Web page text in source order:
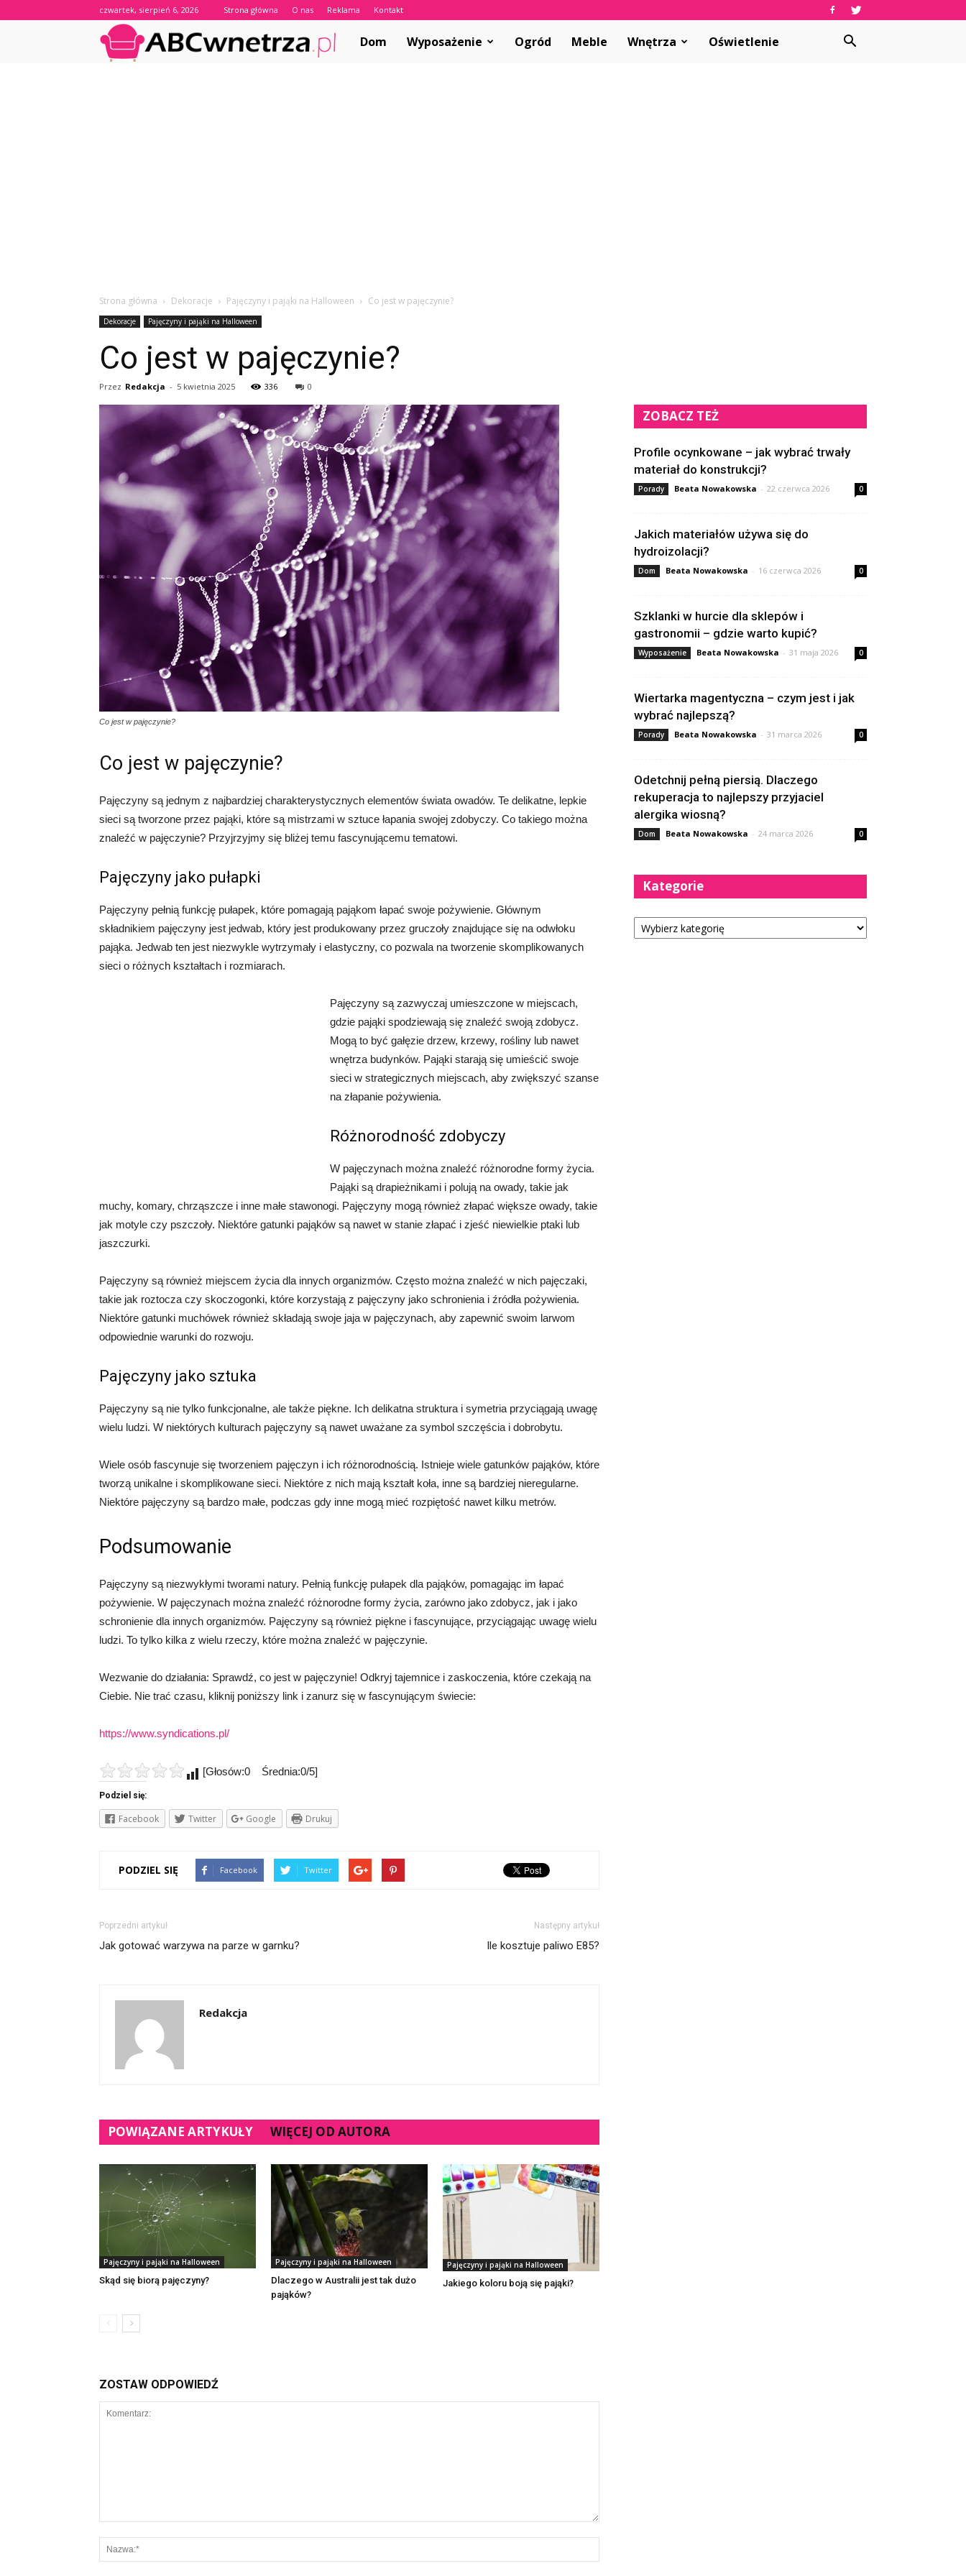
czwartek, sierpień 6, 2026 Strona główna O nas Reklama Kontakt
ABCwnetrza.pl
Dom Wyposażenie Ogród Meble Wnętrza Oświetlenie
Strona główna Dekoracje Pajęczyny i pająki na Halloween Co jest w pajęczynie?
Dekoracje Pajęczyny i pająki na Halloween
Co jest w pajęczynie?
Przez Redakcja - 5 kwietnia 2025 336 0
Co jest w pajęczynie?
Co jest w pajęczynie?
Pajęczyny są jednym z najbardziej charakterystycznych elementów świata owadów. Te delikatne, lepkie
sieci są tworzone przez pająki, które są mistrzami w sztuce łapania swojej zdobyczy. Co takiego można
znaleźć w pajęczynie? Przyjrzyjmy się bliżej temu fascynującemu tematowi.
Pajęczyny jako pułapki
Pajęczyny pełnią funkcję pułapek, które pomagają pająkom łapać swoje pożywienie. Głównym
składnikiem pajęczyny jest jedwab, który jest produkowany przez gruczoły znajdujące się na odwłoku
pająka. Jedwab ten jest niezwykle wytrzymały i elastyczny, co pozwala na tworzenie skomplikowanych
sieci o różnych kształtach i rozmiarach.
Pajęczyny są zazwyczaj umieszczone w miejscach,
gdzie pająki spodziewają się znaleźć swoją zdobycz.
Mogą to być gałęzie drzew, krzewy, rośliny lub nawet
wnętrza budynków. Pająki starają się umieścić swoje
sieci w strategicznych miejscach, aby zwiększyć szanse
na złapanie pożywienia.
Różnorodność zdobyczy
W pajęczynach można znaleźć różnorodne formy życia.
Pająki są drapieżnikami i polują na owady, takie jak
muchy, komary, chrząszcze i inne małe stawonogi. Pajęczyny mogą również złapać większe owady, takie
jak motyle czy pszczoły. Niektóre gatunki pająków są nawet w stanie złapać i zjeść niewielkie ptaki lub
jaszczurki.
Pajęczyny są również miejscem życia dla innych organizmów. Często można znaleźć w nich pajęczaki,
takie jak roztocza czy skoczogonki, które korzystają z pajęczyny jako schronienia i źródła pożywienia.
Niektóre gatunki muchówek również składają swoje jaja w pajęczynach, aby zapewnić swoim larwom
odpowiednie warunki do rozwoju.
Pajęczyny jako sztuka
Pajęczyny są nie tylko funkcjonalne, ale także piękne. Ich delikatna struktura i symetria przyciągają uwagę
wielu ludzi. W niektórych kulturach pajęczyny są nawet uważane za symbol szczęścia i dobrobytu.
Wiele osób fascynuje się tworzeniem pajęczyn i ich różnorodnością. Istnieje wiele gatunków pająków, które
tworzą unikalne i skomplikowane sieci. Niektóre z nich mają kształt koła, inne są bardziej nieregularne.
Niektóre pajęczyny są bardzo małe, podczas gdy inne mogą mieć rozpiętość nawet kilku metrów.
Podsumowanie
Pajęczyny są niezwykłymi tworami natury. Pełnią funkcję pułapek dla pająków, pomagając im łapać
pożywienie. W pajęczynach można znaleźć różnorodne formy życia, zarówno jako zdobycz, jak i jako
schronienie dla innych organizmów. Pajęczyny są również piękne i fascynujące, przyciągając uwagę wielu
ludzi. To tylko kilka z wielu rzeczy, które można znaleźć w pajęczynie.
Wezwanie do działania: Sprawdź, co jest w pajęczynie! Odkryj tajemnice i zaskoczenia, które czekają na
Ciebie. Nie trać czasu, kliknij poniższy link i zanurz się w fascynującym świecie:
https://www.syndications.pl/
[Głosów:0 Średnia:0/5]
Podziel się:
Facebook Twitter Google Drukuj
PODZIEL SIĘ Facebook Twitter
Poprzedni artykuł
Jak gotować warzywa na parze w garnku?
Następny artykuł
Ile kosztuje paliwo E85?
Redakcja
POWIĄZANE ARTYKUŁY WIĘCEJ OD AUTORA
Pajęczyny i pająki na Halloween
Skąd się biorą pajęczyny?
Pajęczyny i pająki na Halloween
Dlaczego w Australii jest tak dużo
pająków?
Pajęczyny i pająki na Halloween
Jakiego koloru boją się pająki?
ZOSTAW ODPOWIEDŹ
ZOBACZ TEŻ
Profile ocynkowane – jak wybrać trwały
materiał do konstrukcji?
Porady Beata Nowakowska - 22 czerwca 2026 0
Jakich materiałów używa się do
hydroizolacji?
Dom Beata Nowakowska - 16 czerwca 2026 0
Szklanki w hurcie dla sklepów i
gastronomii – gdzie warto kupić?
Wyposażenie Beata Nowakowska - 31 maja 2026 0
Wiertarka magentyczna – czym jest i jak
wybrać najlepszą?
Porady Beata Nowakowska - 31 marca 2026 0
Odetchnij pełną piersią. Dlaczego
rekuperacja to najlepszy przyjaciel
alergika wiosną?
Dom Beata Nowakowska - 24 marca 2026 0
Kategorie
Kategorie